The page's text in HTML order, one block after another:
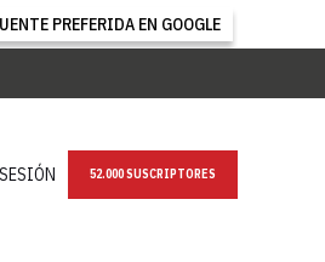
PREFERIDA EN GOOGLE
NEWSLETTER